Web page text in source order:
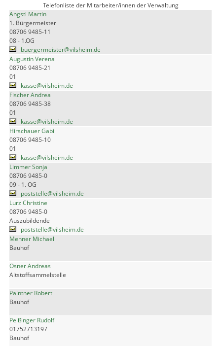
Telefonliste der Mitarbeiter/innen der Verwaltung
Angstl Martin
1. Bürgermeister
08706 9485-11
08 - 1.OG
buergermeister@vilsheim.de
Augustin Verena
08706 9485-21
01
kasse@vilsheim.de
Fischer Andrea
08706 9485-38
01
kasse@vilsheim.de
Hirschauer Gabi
08706 9485-10
01
kasse@vilsheim.de
Limmer Sonja
08706 9485-0
09 - 1. OG
poststelle@vilsheim.de
Lurz Christine
08706 9485-0
Auszubildende
poststelle@vilsheim.de
Mehner Michael
Bauhof
Osner Andreas
Altstoffsammelstelle
Paintner Robert
Bauhof
Peißinger Rudolf
01752713197
Bauhof